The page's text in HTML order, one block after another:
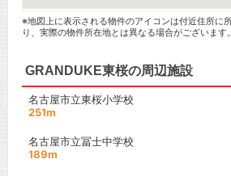
※地図上に表示される物件のアイコンは付近住所に
り、実際の物件所在地とは異なる場合がございます。
GRANDUKE東桜の周辺施設
名古屋市立東桜小学校
251m
名古屋市立冨士中学校
189m